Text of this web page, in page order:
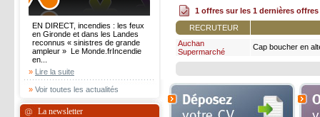
EN DIRECT, incendies : les feux
en Gironde et dans les Landes
reconnus « sinistres de grande
ampleur » Le Monde.frIncendie
en...
» Lire la suite
» Voir toutes les actualités
La newsletter
1 offres sur les 1 dernières offres
RECRUTEUR
Auchan
Supermarché
Cap boucher en